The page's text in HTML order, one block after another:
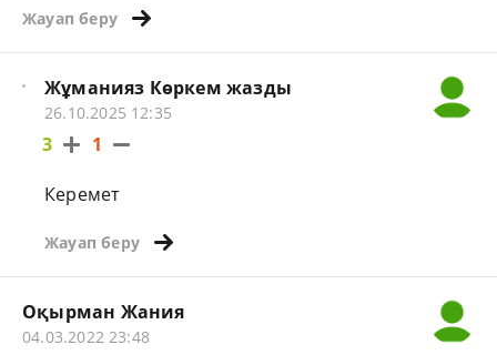
Жауап беру
Жұманияз Көркем жазды
26.10.2025 12:35
3 1
Керемет
Жауап беру
Оқырман Жания
04.03.2022 23:48